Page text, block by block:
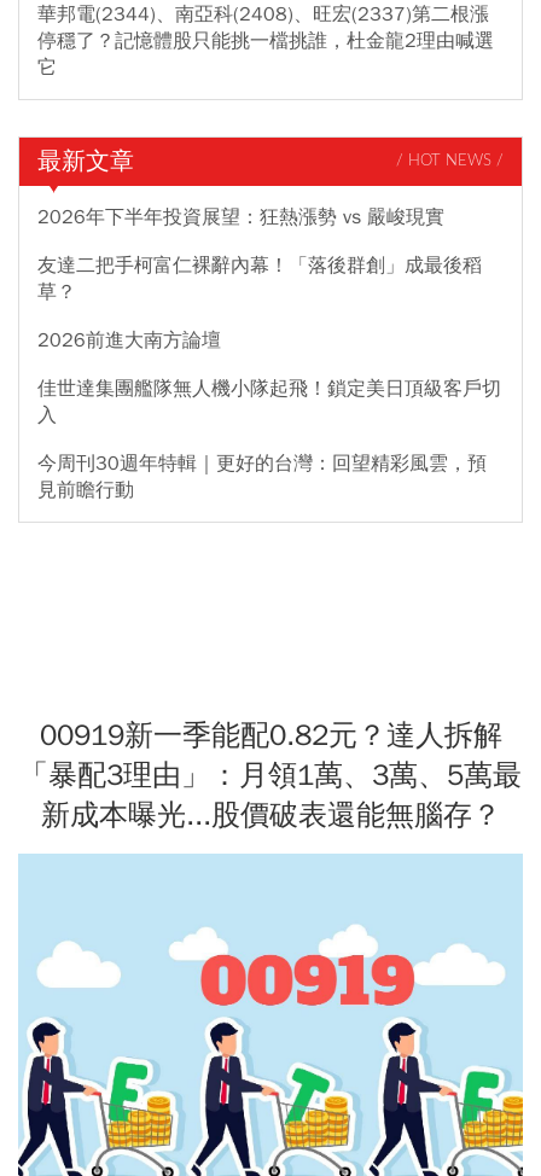
華邦電(2344)、南亞科(2408)、旺宏(2337)第二根漲
停穩了？記憶體股只能挑一檔挑誰，杜金龍2理由喊選
它
最新文章 / HOT NEWS /
2026年下半年投資展望：狂熱漲勢 vs 嚴峻現實
友達二把手柯富仁裸辭內幕！「落後群創」成最後稻
草？
2026前進大南方論壇
佳世達集團艦隊無人機小隊起飛！鎖定美日頂級客戶切
入
今周刊30週年特輯｜更好的台灣：回望精彩風雲，預
見前瞻行動
00919新一季能配0.82元？達人拆解
「暴配3理由」：月領1萬、3萬、5萬最
新成本曝光...股價破表還能無腦存？